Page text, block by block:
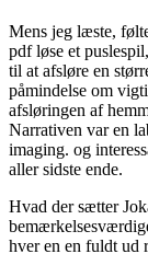
Mens jeg læste,
pdf løse et
til at afsløre en
påmindelse om
afsløringen af
Narrativen var en
imaging. og
aller sidste ende.
Hvad der sætter
hver en en fuldt ud